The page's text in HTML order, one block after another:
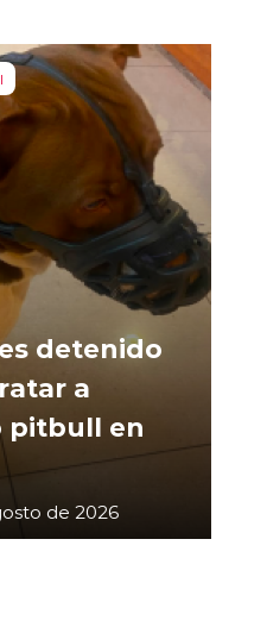
detenido
a
pitbull en
de 2026